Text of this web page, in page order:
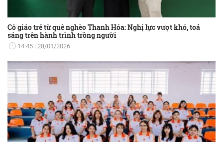
Cô giáo trẻ từ quê nghèo Thanh Hóa: Nghị lực vượt khó, toả
sáng trên hành trình trồng người
14:45 28/01/2026